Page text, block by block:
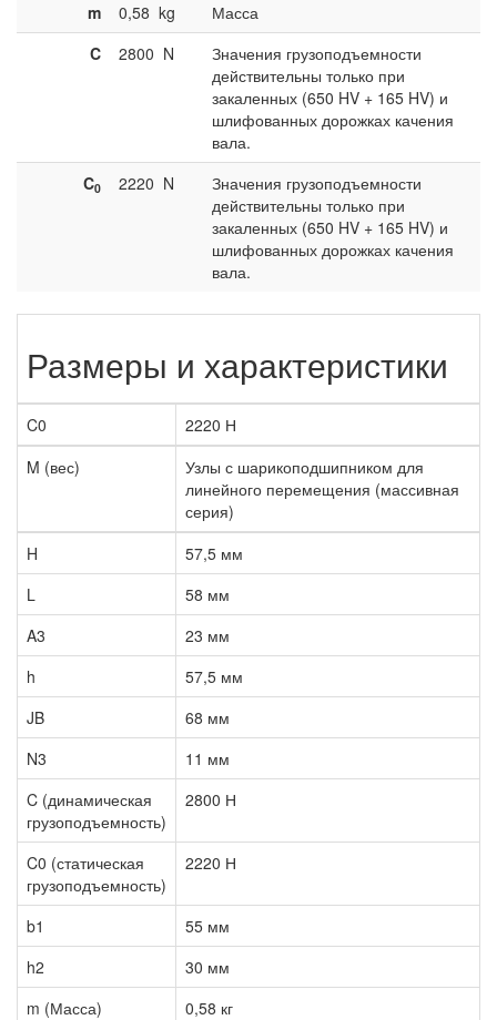
m 0,58 kg
Масса
C
2800 N
Значения грузоподъемности
действительны только при
закаленных (650 HV + 165 HV) и
шлифованных дорожках качения
вала.
C0 2220 N
Значения грузоподъемности
действительны только при
закаленных (650 HV + 165 HV) и
шлифованных дорожках качения
вала.
Размеры и характеристики
C0
2220 Н
M (вес)
Узлы с шарикоподшипником для
линейного перемещения (массивная
серия)
H
57,5 мм
L
58 мм
A3
23 мм
h
57,5 мм
JB
68 мм
N3
11 мм
C (динамическая
грузоподъемность)
2800 Н
C0 (статическая
грузоподъемность)
2220 Н
b1
55 мм
h2
30 мм
m (Масса)
0,58 кг